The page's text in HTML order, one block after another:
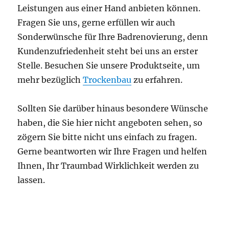
Leistungen aus einer Hand anbieten können.
Fragen Sie uns, gerne erfüllen wir auch
Sonderwünsche für Ihre Badrenovierung, denn
Kundenzufriedenheit steht bei uns an erster
Stelle. Besuchen Sie unsere Produktseite, um
mehr bezüglichTrockenbau zu erfahren.
Sollten Sie darüber hinaus besondere Wünsche
haben, die Sie hier nicht angeboten sehen, so
zögern Sie bitte nicht uns einfach zu fragen.
Gerne beantworten wir Ihre Fragen und helfen
Ihnen, Ihr Traumbad Wirklichkeit werden zu
lassen.